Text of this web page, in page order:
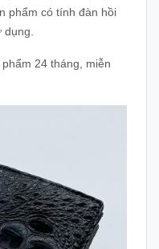
phẩm có tính đàn hồi
24 tháng, miễn